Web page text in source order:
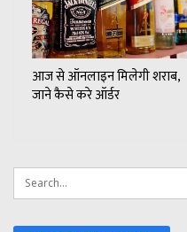
आज से ऑनलाइन मिलेगी शराब,
जाने कैसे करे ऑर्डर